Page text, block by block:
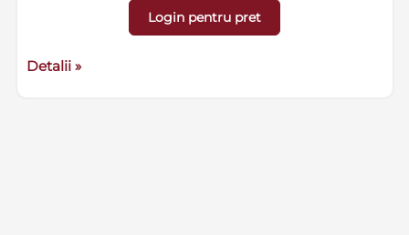
Login pentru pret
Detalii »